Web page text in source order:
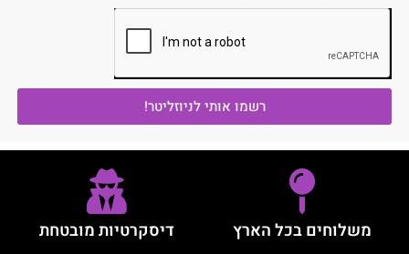
רשמו אותי לניוזליטר!
משלוחים בכל הארץ דיסקרטיות מובטחת